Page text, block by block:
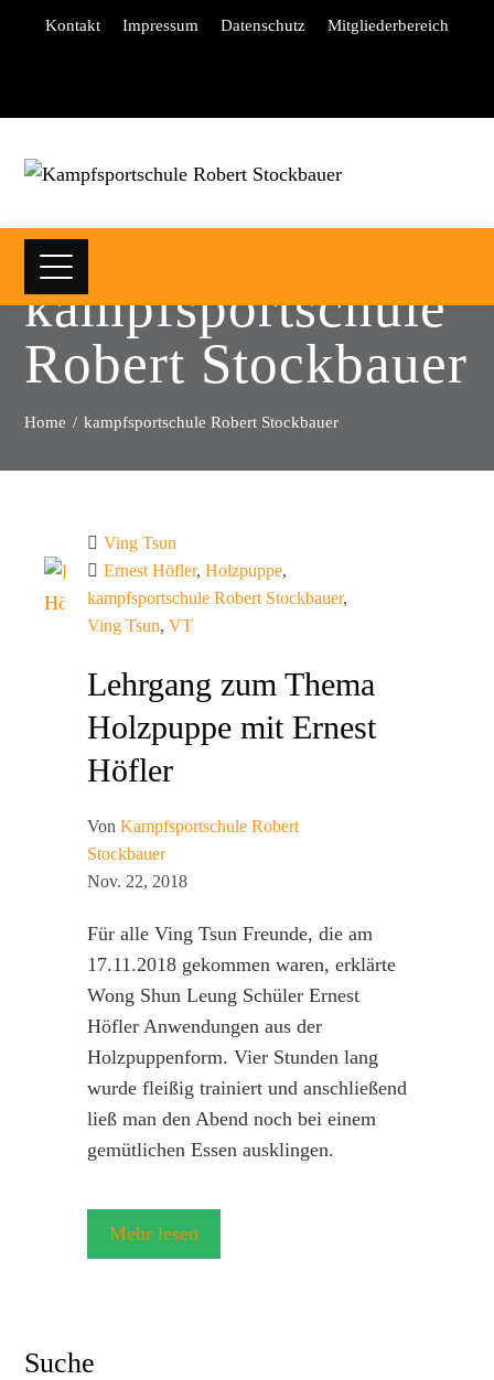
Kontakt Impressum Datenschutz Mitgliederbereich
kampfsportschule
Robert Stockbauer
Home kampfsportschule Robert Stockbauer
Ving Tsun
Ernest Höfler, Holzpuppe,
kampfsportschule Robert Stockbauer,
Ving Tsun, VT
Lehrgang zum Thema
Holzpuppe mit Ernest
Höfler
Von Kampfsportschule Robert
Stockbauer
Nov. 22, 2018
Für alle Ving Tsun Freunde, die am
17.11.2018 gekommen waren, erklärte
Wong Shun Leung Schüler Ernest
Höfler Anwendungen aus der
Holzpuppenform. Vier Stunden lang
wurde fleißig trainiert und anschließend
ließ man den Abend noch bei einem
gemütlichen Essen ausklingen.
Mehr lesen
Suche